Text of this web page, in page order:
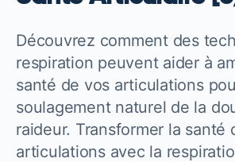
Découvrez comment des
respiration peuvent aider à
santé de vos articulations
soulagement naturel de la
raideur. Transformer la santé
articulations avec la